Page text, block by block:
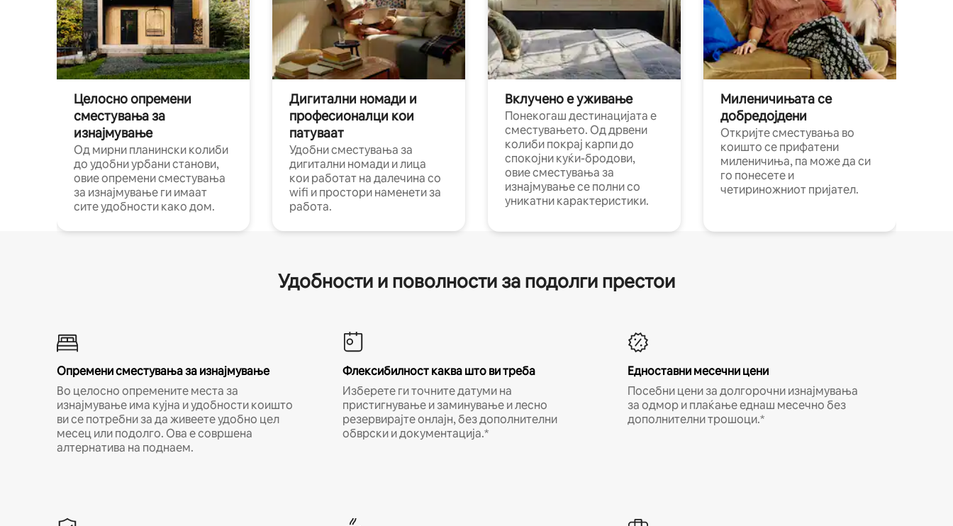
Целосно опремени
сместувања за
изнајмување
Од мирни планински колиби
до удобни урбани станови,
овие опремени сместувања
за изнајмување ги имаат
сите удобности како дом.
Дигитални номади и
професионалци кои
патуваат
Удобни сместувања за
дигитални номади и лица
кои работат на далечина со
wifi и простори наменети за
работа.
Вклучено е уживање
Понекогаш дестинацијата е
сместувањето. Од дрвени
колиби покрај карпи до
спокојни куќи-бродови,
овие сместувања за
изнајмување се полни со
уникатни карактеристики.
Миленичињата се
добредојдени
Откријте сместувања во
коишто се прифатени
миленичиња, па може да си
го понесете и
четириножниот пријател.
Удобности и поволности за подолги престои
Опремени сместувања за изнајмување
Во целосно опремените места за
изнајмување има кујна и удобности коишто
ви се потребни за да живеете удобно цел
месец или подолго. Ова е совршена
алтернатива на поднаем.
Флексибилност каква што ви треба
Изберете ги точните датуми на
пристигнување и заминување и лесно
резервирајте онлајн, без дополнителни
обврски и документација.*
Едноставни месечни цени
Посебни цени за долгорочни изнајмувања
за одмор и плаќање еднаш месечно без
дополнителни трошоци.*